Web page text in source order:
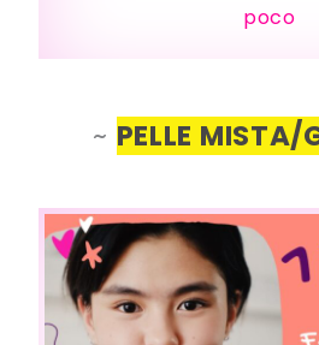
poco
~ PELLE MISTA/